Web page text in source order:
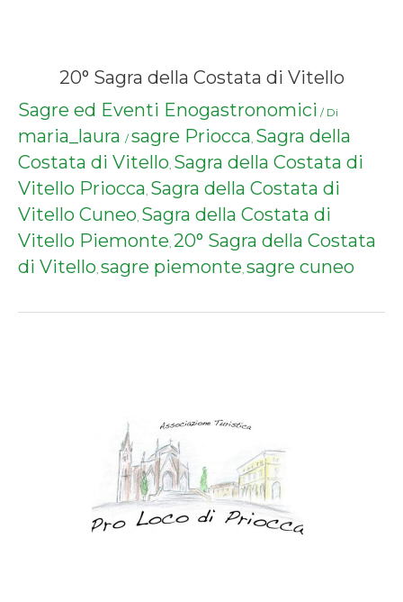
20° Sagra della Costata di Vitello
Sagre ed Eventi Enogastronomici / Di
maria_laura / sagre Priocca, Sagra della
Costata di Vitello, Sagra della Costata di
Vitello Priocca, Sagra della Costata di
Vitello Cuneo, Sagra della Costata di
Vitello Piemonte, 20° Sagra della Costata
di Vitello, sagre piemonte, sagre cuneo